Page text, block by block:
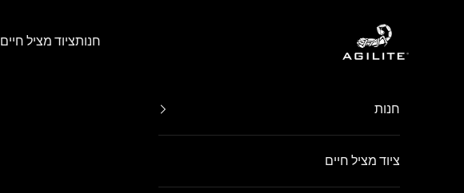
Agilite Israel
חנותציוד מציל חיים
חנות
ציוד מציל חיים